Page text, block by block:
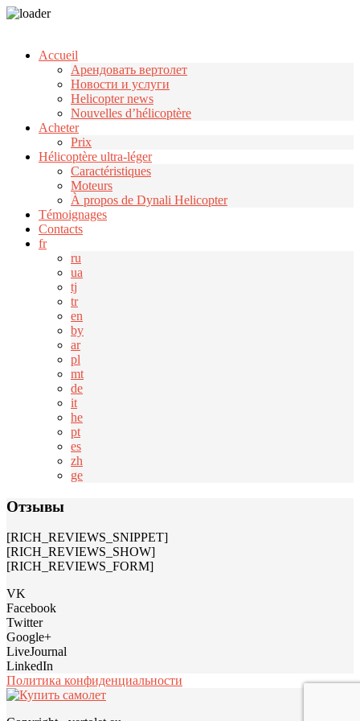
Accueil
Арендовать вертолет
Новости и услуги
Helicopter news
Nouvelles d’hélicoptère
Acheter
Prix
Hélicoptère ultra-léger
Caractéristiques
Moteurs
À propos de Dynali Helicopter
Témoignages
Contacts
fr
ru
ua
tj
tr
en
by
ar
pl
mt
de
it
he
pt
es
zh
ge
Отзывы
[RICH_REVIEWS_SNIPPET]
[RICH_REVIEWS_SHOW]
[RICH_REVIEWS_FORM]
VK
Facebook
Twitter
Google+
LiveJournal
LinkedIn
Политика конфиденциальности